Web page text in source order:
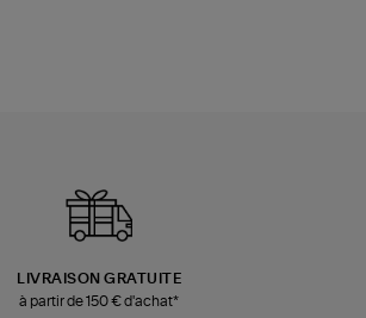
LIVRAISON GRATUITE
à partir de 150 € d'achat*